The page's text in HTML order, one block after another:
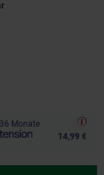
Monate
14,99 €